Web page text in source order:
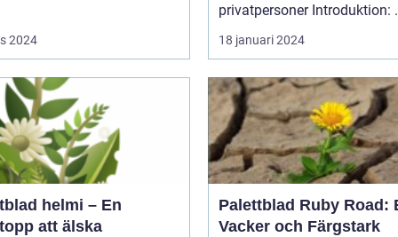
2024 18 januari 2024
helmi – En
att älska
Palettblad Ruby Road:
Vacker och Färgstark